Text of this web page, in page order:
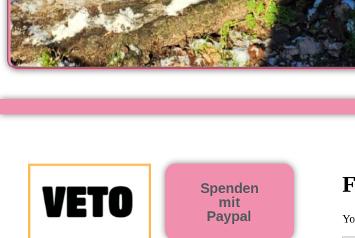
Spenden
mit
Paypal